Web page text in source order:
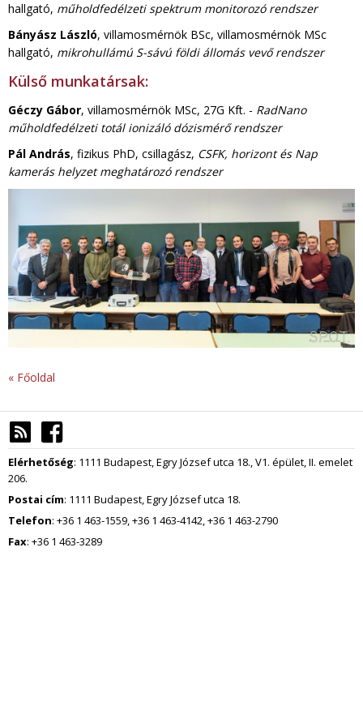
hallgató, műholdfedélzeti spektrum monitorozó rendszer
Bányász László, villamosmérnök BSc, villamosmérnök MSc
hallgató, mikrohullámú S-sávú földi állomás vevő rendszer
Külső munkatársak:
Géczy Gábor, villamosmérnök MSc, 27G Kft. - RadNano
műholdfedélzeti totál ionizáló dózismérő rendszer
Pál András, fizikus PhD, csillagász, CSFK, horizont és Nap
kamerás helyzet meghatározó rendszer
« Főoldal
Elérhetőség: 1111 Budapest, Egry József utca 18., V1. épület, II. emelet
206.
Postai cím: 1111 Budapest, Egry József utca 18.
Telefon: +36 1 463-1559, +36 1 463-4142, +36 1 463-2790
Fax: +36 1 463-3289